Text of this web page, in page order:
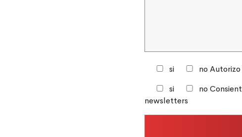
si no
si
no
newsletters